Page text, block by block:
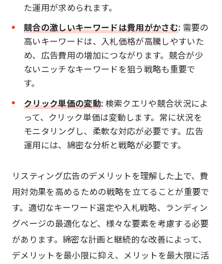
た運用が求められます。
競合の激しいキーワードは費用がかさむ: 需要の
高いキーワードは、入札価格が高騰しやすいた
め、広告費用の増加につながります。競合が少
ないニッチなキーワードを狙う戦略も重要で
す。
クリック単価の変動: 検索クエリや競合状況によ
って、クリック単価は変動します。常に状況を
モニタリングし、柔軟な対応が必要です。広告
運用には、綿密な分析と戦略が必要です。
リスティング広告のデメリットを理解した上で、費
用対効果を高めるための戦略を立てることが重要で
す。適切なキーワード選定や入札戦略、ランディン
グページの最適化など、様々な要素を考慮する必要
があります。綿密な計画と継続的な改善によって、
デメリットを最小限に抑え、メリットを最大限に活